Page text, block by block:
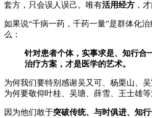
套方，只会误人误己。唯有活用经方 ，
如果说“千病一药，千药一量”是群体化
么：
针对患者个体，实事求是、知行合
治疗方案，才是医学的艺术。
为何我们要特别感谢吴又可、杨栗山、
为何要敬仰叶桂、吴瑭、薛雪、王士雄等
因为他们敢于突破传统、与时俱进、知